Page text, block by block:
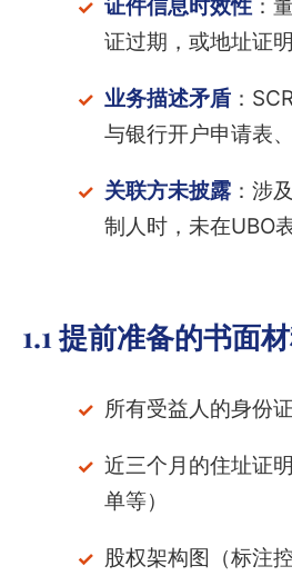
证件信息时效性：
证过期，或地址证
业务描述矛盾：
与银行开户申请表
关联方未披露：涉
制人时，未在UBO
1.1 提前准备的书面
所有受益人的身份
近三个月的住址证
单等）
股权架构图（标注